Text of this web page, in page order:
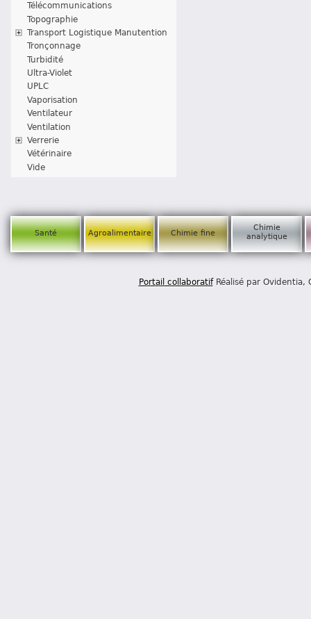
Télécommunications
Topographie
Transport Logistique Manutention
Tronçonnage
Turbidité
Ultra-Violet
UPLC
Vaporisation
Ventilateur
Ventilation
Verrerie
Vétérinaire
Vide
Santé Agroalimentaire Chimie fine
Chimie
analytique
Portail collaboratifRéalisé par Ovidentia,